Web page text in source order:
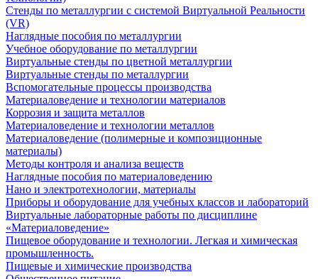
Cтенды по металлургии с системой Виртуальной Реальности
(VR)
Наглядные пособия по металлургии
Учебное оборудование по металлургии
Виртуальные стенды по цветной металлургии
Виртуальные стенды по металлургии
Вспомогательные процессы производства
Материаловедение и технологии материалов
Коррозия и защита металлов
Материаловедение и технологии металлов
Материаловедение (полимерные и композиционные
материалы)
Методы контроля и анализа веществ
Наглядные пособия по материаловедению
Нано и электротехнологии, материалы
Приборы и оборудование для учебных классов и лабораторий
Виртуальные лабораторные работы по дисциплине
«Материаловедение»
Пищевое оборудование и технологии. Легкая и химическая
промышленность.
Пищевые и химические производства